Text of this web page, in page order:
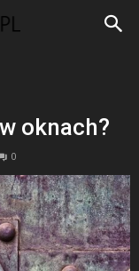
oknach?
0